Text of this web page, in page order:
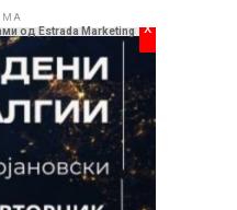
ќе продолжи да
фестивалски
настани кои се дел
лето 2026“.
од Estrada Marketing x